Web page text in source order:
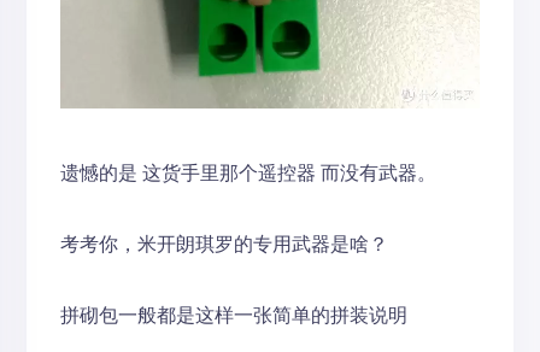
遗憾的是 这货手里那个遥控器 而没有武器。
考考你，米开朗琪罗的专用武器是啥？
拼砌包一般都是这样一张简单的拼装说明